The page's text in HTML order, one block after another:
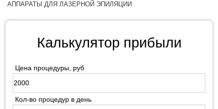
АППАРАТЫ ДЛЯ ЛАЗЕРНОЙ ЭПИЛЯЦИИ
Калькулятор прибыли
Цена процедуры, руб
Кол-во процедур в день